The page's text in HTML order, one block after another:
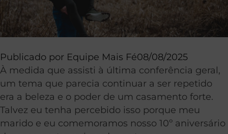
Publicado por Equipe Mais Fé08/08/2025
À medida que assisti à última conferência geral,
um tema que parecia continuar a ser repetido
era a beleza e o poder de um casamento forte.
Talvez eu tenha percebido isso porque meu
marido e eu comemoramos nosso 10º aniversário